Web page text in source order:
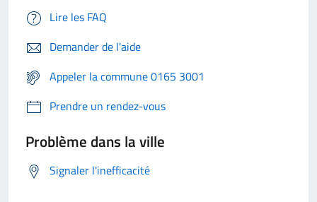
Lire les FAQ
Demander de l'aide
Appeler la commune 0165 3001
Prendre un rendez-vous
Problème dans la ville
Signaler l'inefficacité